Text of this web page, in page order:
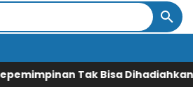
Lahir Lewat Kesulitan